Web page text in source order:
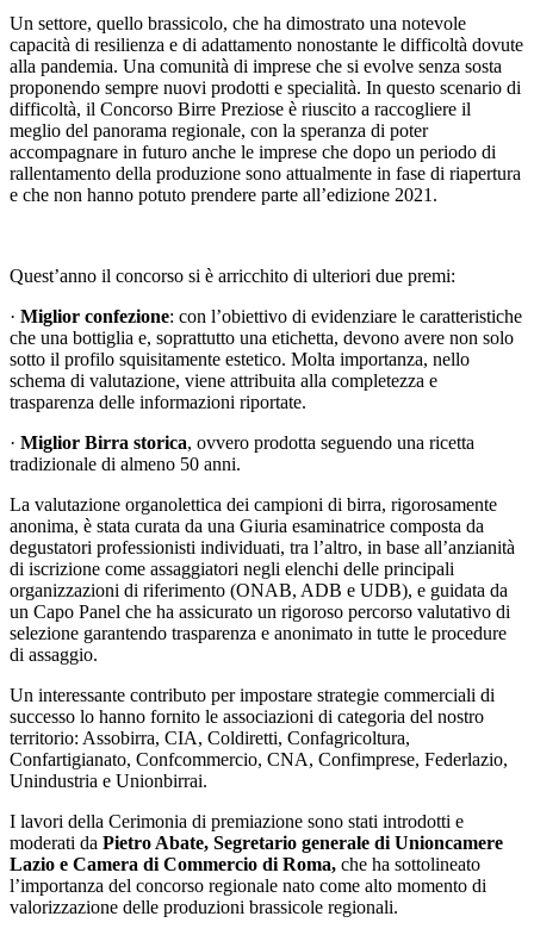
Un settore, quello brassicolo, che ha dimostrato una notevole
capacità di resilienza e di adattamento nonostante le difficoltà dovute
alla pandemia. Una comunità di imprese che si evolve senza sosta
proponendo sempre nuovi prodotti e specialità. In questo scenario di
difficoltà, il Concorso Birre Preziose è riuscito a raccogliere il
meglio del panorama regionale, con la speranza di poter
accompagnare in futuro anche le imprese che dopo un periodo di
rallentamento della produzione sono attualmente in fase di riapertura
e che non hanno potuto prendere parte all’edizione 2021.
Quest’anno il concorso si è arricchito di ulteriori due premi:
· Miglior confezione: con l’obiettivo di evidenziare le caratteristiche
che una bottiglia e, soprattutto una etichetta, devono avere non solo
sotto il profilo squisitamente estetico. Molta importanza, nello
schema di valutazione, viene attribuita alla completezza e
trasparenza delle informazioni riportate.
· Miglior Birra storica, ovvero prodotta seguendo una ricetta
tradizionale di almeno 50 anni.
La valutazione organolettica dei campioni di birra, rigorosamente
anonima, è stata curata da una Giuria esaminatrice composta da
degustatori professionisti individuati, tra l’altro, in base all’anzianità
di iscrizione come assaggiatori negli elenchi delle principali
organizzazioni di riferimento (ONAB, ADB e UDB), e guidata da
un Capo Panel che ha assicurato un rigoroso percorso valutativo di
selezione garantendo trasparenza e anonimato in tutte le procedure
di assaggio.
Un interessante contributo per impostare strategie commerciali di
successo lo hanno fornito le associazioni di categoria del nostro
territorio: Assobirra, CIA, Coldiretti, Confagricoltura,
Confartigianato, Confcommercio, CNA, Confimprese, Federlazio,
Unindustria e Unionbirrai.
I lavori della Cerimonia di premiazione sono stati introdotti e
moderati da Pietro Abate, Segretario generale di Unioncamere
Lazio e Camera di Commercio di Roma, che ha sottolineato
l’importanza del concorso regionale nato come alto momento di
valorizzazione delle produzioni brassicole regionali.